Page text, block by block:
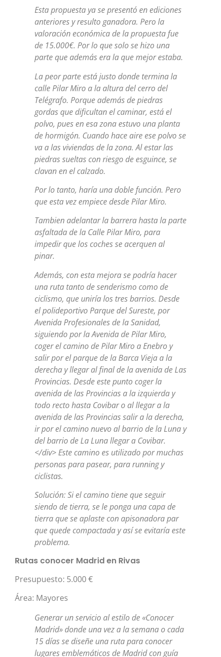
Esta propuesta ya se presentó en ediciones
anteriores y resulto ganadora. Pero la
valoración económica de la propuesta fue
de 15.000€. Por lo que solo se hizo una
parte que además era la que mejor estaba.
La peor parte está justo donde termina la
calle Pilar Miro a la altura del cerro del
Telégrafo. Porque además de piedras
gordas que dificultan el caminar, está el
polvo, pues en esa zona estuvo una planta
de hormigón. Cuando hace aire ese polvo se
va a las viviendas de la zona. Al estar las
piedras sueltas con riesgo de esguince, se
clavan en el calzado.
Por lo tanto, haría una doble función. Pero
que esta vez empiece desde Pilar Miro.
Tambien adelantar la barrera hasta la parte
asfaltada de la Calle Pilar Miro, para
impedir que los coches se acerquen al
pinar.
Además, con esta mejora se podría hacer
una ruta tanto de senderismo como de
ciclismo, que uniría los tres barrios. Desde
el polideportivo Parque del Sureste, por
Avenida Profesionales de la Sanidad,
siguiendo por la Avenida de Pilar Miro,
coger el camino de Pilar Miro a Enebro y
salir por el parque de la Barca Vieja a la
derecha y llegar al final de la avenida de Las
Provincias. Desde este punto coger la
avenida de las Provincias a la izquierda y
todo recto hasta Covibar o al llegar a la
avenida de las Provincias salir a la derecha,
ir por el camino nuevo al barrio de la Luna y
del barrio de La Luna llegar a Covibar.
</div> Este camino es utilizado por muchas
personas para pasear, para running y
ciclistas.
Solución: Si el camino tiene que seguir
siendo de tierra, se le ponga una capa de
tierra que se aplaste con apisonadora par
que quede compactada y así se evitaría este
problema.
Rutas conocer Madrid en Rivas
Presupuesto: 5.000 €
Área: Mayores
Generar un servicio al estilo de «Conocer
Madrid» donde una vez a la semana o cada
15 días se diseñe una ruta para conocer
lugares emblemáticos de Madrid con guía